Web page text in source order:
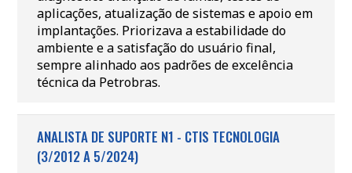
aplicações, atualização de sistemas e apoio em
implantações. Priorizava a estabilidade do
ambiente e a satisfação do usuário final,
sempre alinhado aos padrões de excelência
técnica da Petrobras.
ANALISTA DE SUPORTE N1 - CTIS TECNOLOGIA
(3/2012 A 5/2024)